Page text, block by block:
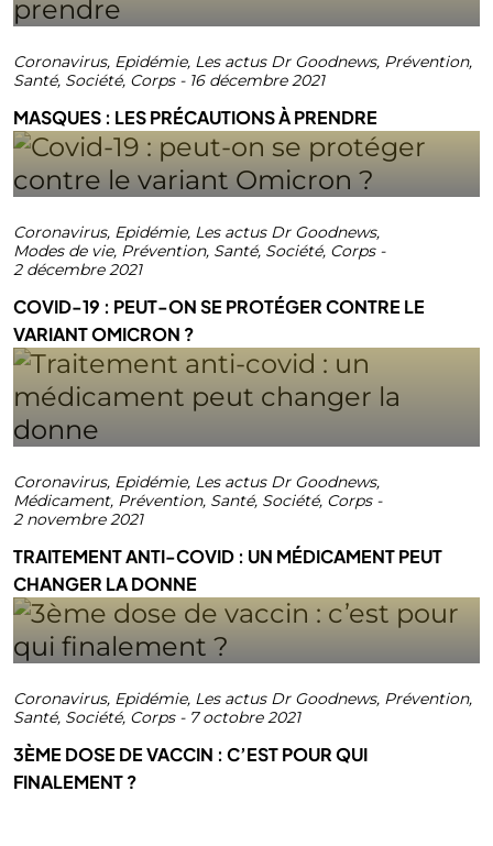
Coronavirus, Epidémie, Les actus Dr Goodnews, Prévention,
Santé, Société, Corps- 16 décembre 2021
MASQUES : LES PRÉCAUTIONS À PRENDRE
Coronavirus, Epidémie, Les actus Dr Goodnews,
Modes de vie, Prévention, Santé, Société, Corps-
2 décembre 2021
COVID-19 : PEUT-ON SE PROTÉGER CONTRE LE
VARIANT OMICRON ?
Coronavirus, Epidémie, Les actus Dr Goodnews,
Médicament, Prévention, Santé, Société, Corps-
2 novembre 2021
TRAITEMENT ANTI-COVID : UN MÉDICAMENT PEUT
CHANGER LA DONNE
Coronavirus, Epidémie, Les actus Dr Goodnews, Prévention,
Santé, Société, Corps- 7 octobre 2021
3ÈME DOSE DE VACCIN : C’EST POUR QUI
FINALEMENT ?